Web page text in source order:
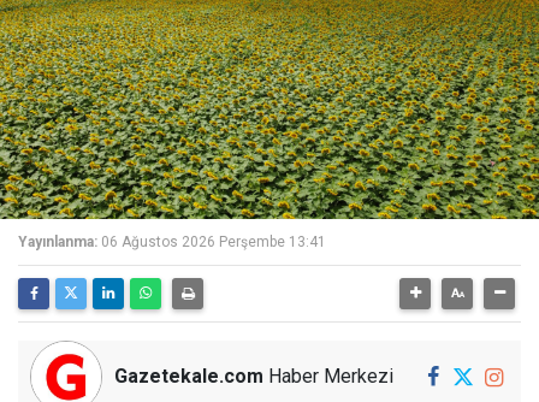
Yayınlanma: 06 Ağustos 2026 Perşembe 13:41
Gazetekale.com Haber Merkezi